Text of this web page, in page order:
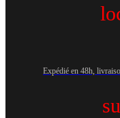
Expédié en 48h,